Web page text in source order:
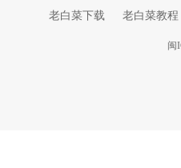
老白菜下载 老白菜教程
闽